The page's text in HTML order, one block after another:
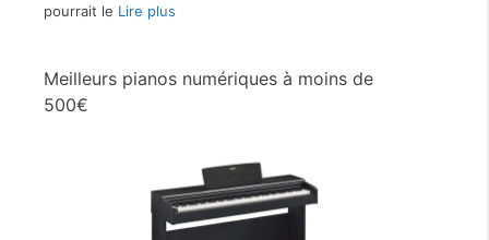
pourrait le Lire plus
Meilleurs pianos numériques à moins de
500€